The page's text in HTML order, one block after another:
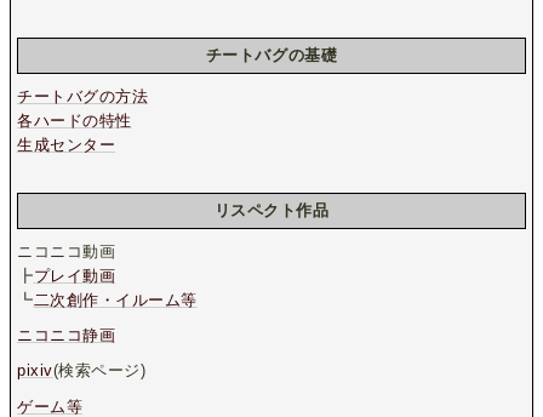
チートバグの基礎
チートバグの方法
各ハードの特性
生成センター
リスペクト作品
ニコニコ動画
┣プレイ動画
┗二次創作・イルーム等
ニコニコ静画
pixiv(検索ページ)
ゲーム等